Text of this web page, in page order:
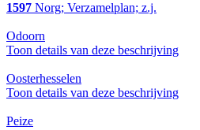
1597 Norg; Verzamelplan; z.j.
Odoorn
Toon details van deze beschrijving
Oosterhesselen
Toon details van deze beschrijving
Peize